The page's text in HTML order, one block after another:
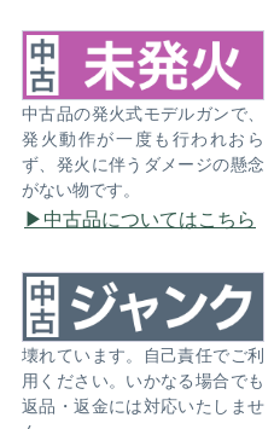
中古品の発火式モデルガンで、
発火動作が一度も行われおら
ず、発火に伴うダメージの懸念
がない物です。
中古品についてはこちら
壊れています。自己責任でご利
用ください。いかなる場合でも
返品・返金には対応いたしませ